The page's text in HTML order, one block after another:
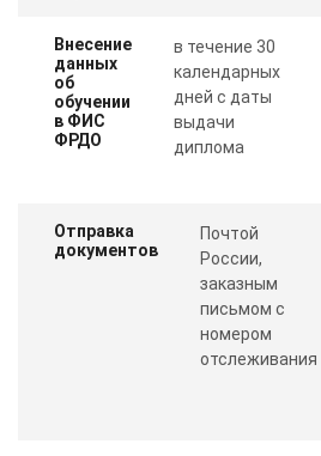
Внесение
данных
об
обучении
в ФИС
ФРДО
в течение 30
календарных
дней с даты
выдачи
диплома
Отправка
документов
Почтой
России,
заказным
письмом с
номером
отслеживания